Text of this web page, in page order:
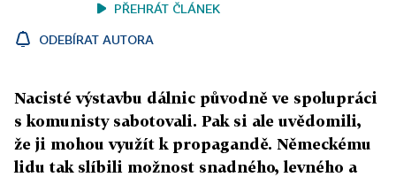
PŘEHRÁT ČLÁNEK
ODEBÍRAT AUTORA
Nacisté výstavbu dálnic původně ve spolupráci
s komunisty sabotovali. Pak si ale uvědomili,
že ji mohou využít k propagandě. Německému
lidu tak slíbili možnost snadného, levného a